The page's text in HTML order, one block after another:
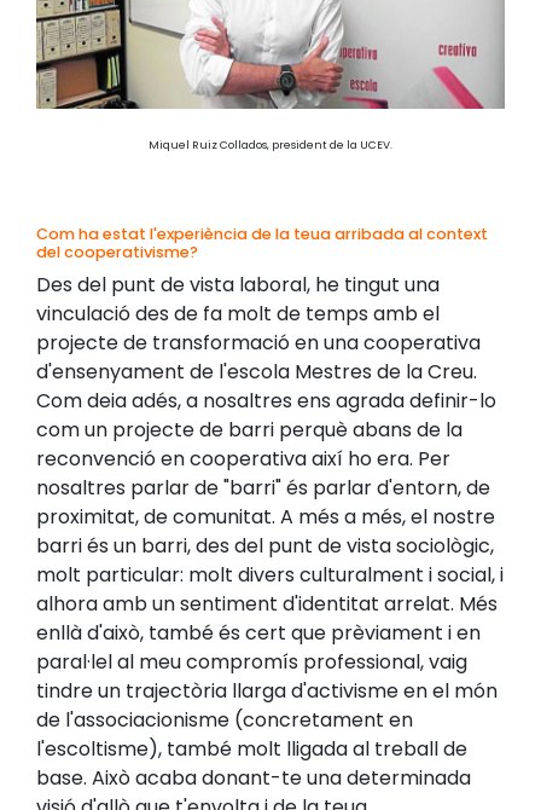
Miquel Ruiz Collados, president de la UCEV.
Com ha estat l'experiència de la teua arribada al context
del cooperativisme?
Des del punt de vista laboral, he tingut una
vinculació des de fa molt de temps amb el
projecte de transformació en una cooperativa
d'ensenyament de l'escola Mestres de la Creu.
Com deia adés, a nosaltres ens agrada definir-lo
com un projecte de barri perquè abans de la
reconvenció en cooperativa així ho era. Per
nosaltres parlar de "barri" és parlar d'entorn, de
proximitat, de comunitat. A més a més, el nostre
barri és un barri, des del punt de vista sociològic,
molt particular: molt divers culturalment i social, i
alhora amb un sentiment d'identitat arrelat. Més
enllà d'això, també és cert que prèviament i en
paral·lel al meu compromís professional, vaig
tindre un trajectòria llarga d'activisme en el món
de l'associacionisme (concretament en
l'escoltisme), també molt lligada al treball de
base. Això acaba donant-te una determinada